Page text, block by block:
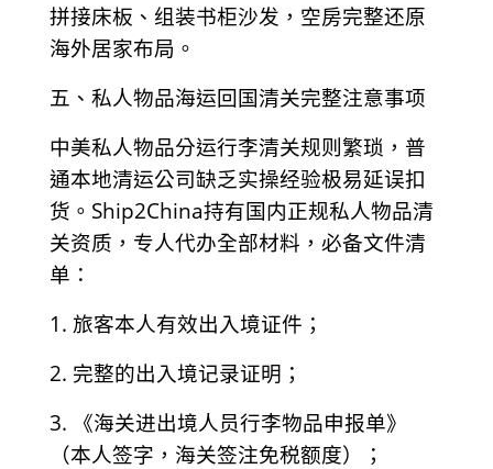
拼接床板、组装书柜沙发，空房完整还原
海外居家布局。
五、私人物品海运回国清关完整注意事项
中美私人物品分运行李清关规则繁琐，普
通本地清运公司缺乏实操经验极易延误扣
货。Ship2China持有国内正规私人物品清
关资质，专人代办全部材料，必备文件清
单：
1. 旅客本人有效出入境证件；
2. 完整的出入境记录证明；
3. 《海关进出境人员行李物品申报单》
（本人签字，海关签注免税额度）；